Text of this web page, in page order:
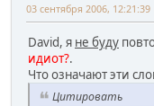
03 сентября 2006, 12:21:39
David, я не буду
идиот?.
Что означают эти
Цитировать